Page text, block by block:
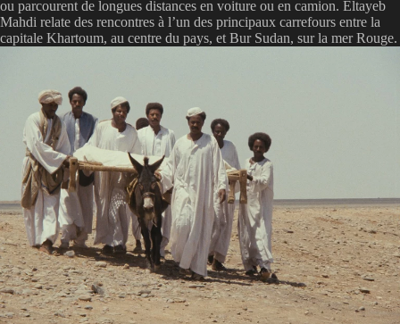
ou parcourent de longues distances en voiture ou en camion. Eltayeb
Mahdi relate des rencontres à l’un des principaux carrefours entre la
capitale Khartoum, au centre du pays, et Bur Sudan, sur la mer Rouge.